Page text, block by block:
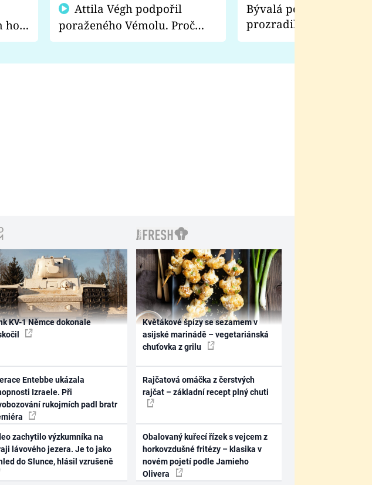
ho
poraženého Vémolu. Proč
chce raději zápasit s ním než
Bývalá pornoherečka
prozradila, co ji
natáčení Euforie.
KV-1 Němce dokonale
Entebbe ukázala
Izraele. Při
rukojmích padl bratr
zachytilo výzkumníka na
lávového jezera. Je to jako
do Slunce, hlásil vzrušeně
Květákové špízy se sezamem v
asijské marinádě – vegetariánská
chuťovka z grilu
Rajčatová omáčka z čerstvých
rajčat – základní recept plný chuti
Obalovaný kuřecí řízek s vejcem z
horkovzdušné fritézy – klasika v
novém pojetí podle Jamieho
Olivera